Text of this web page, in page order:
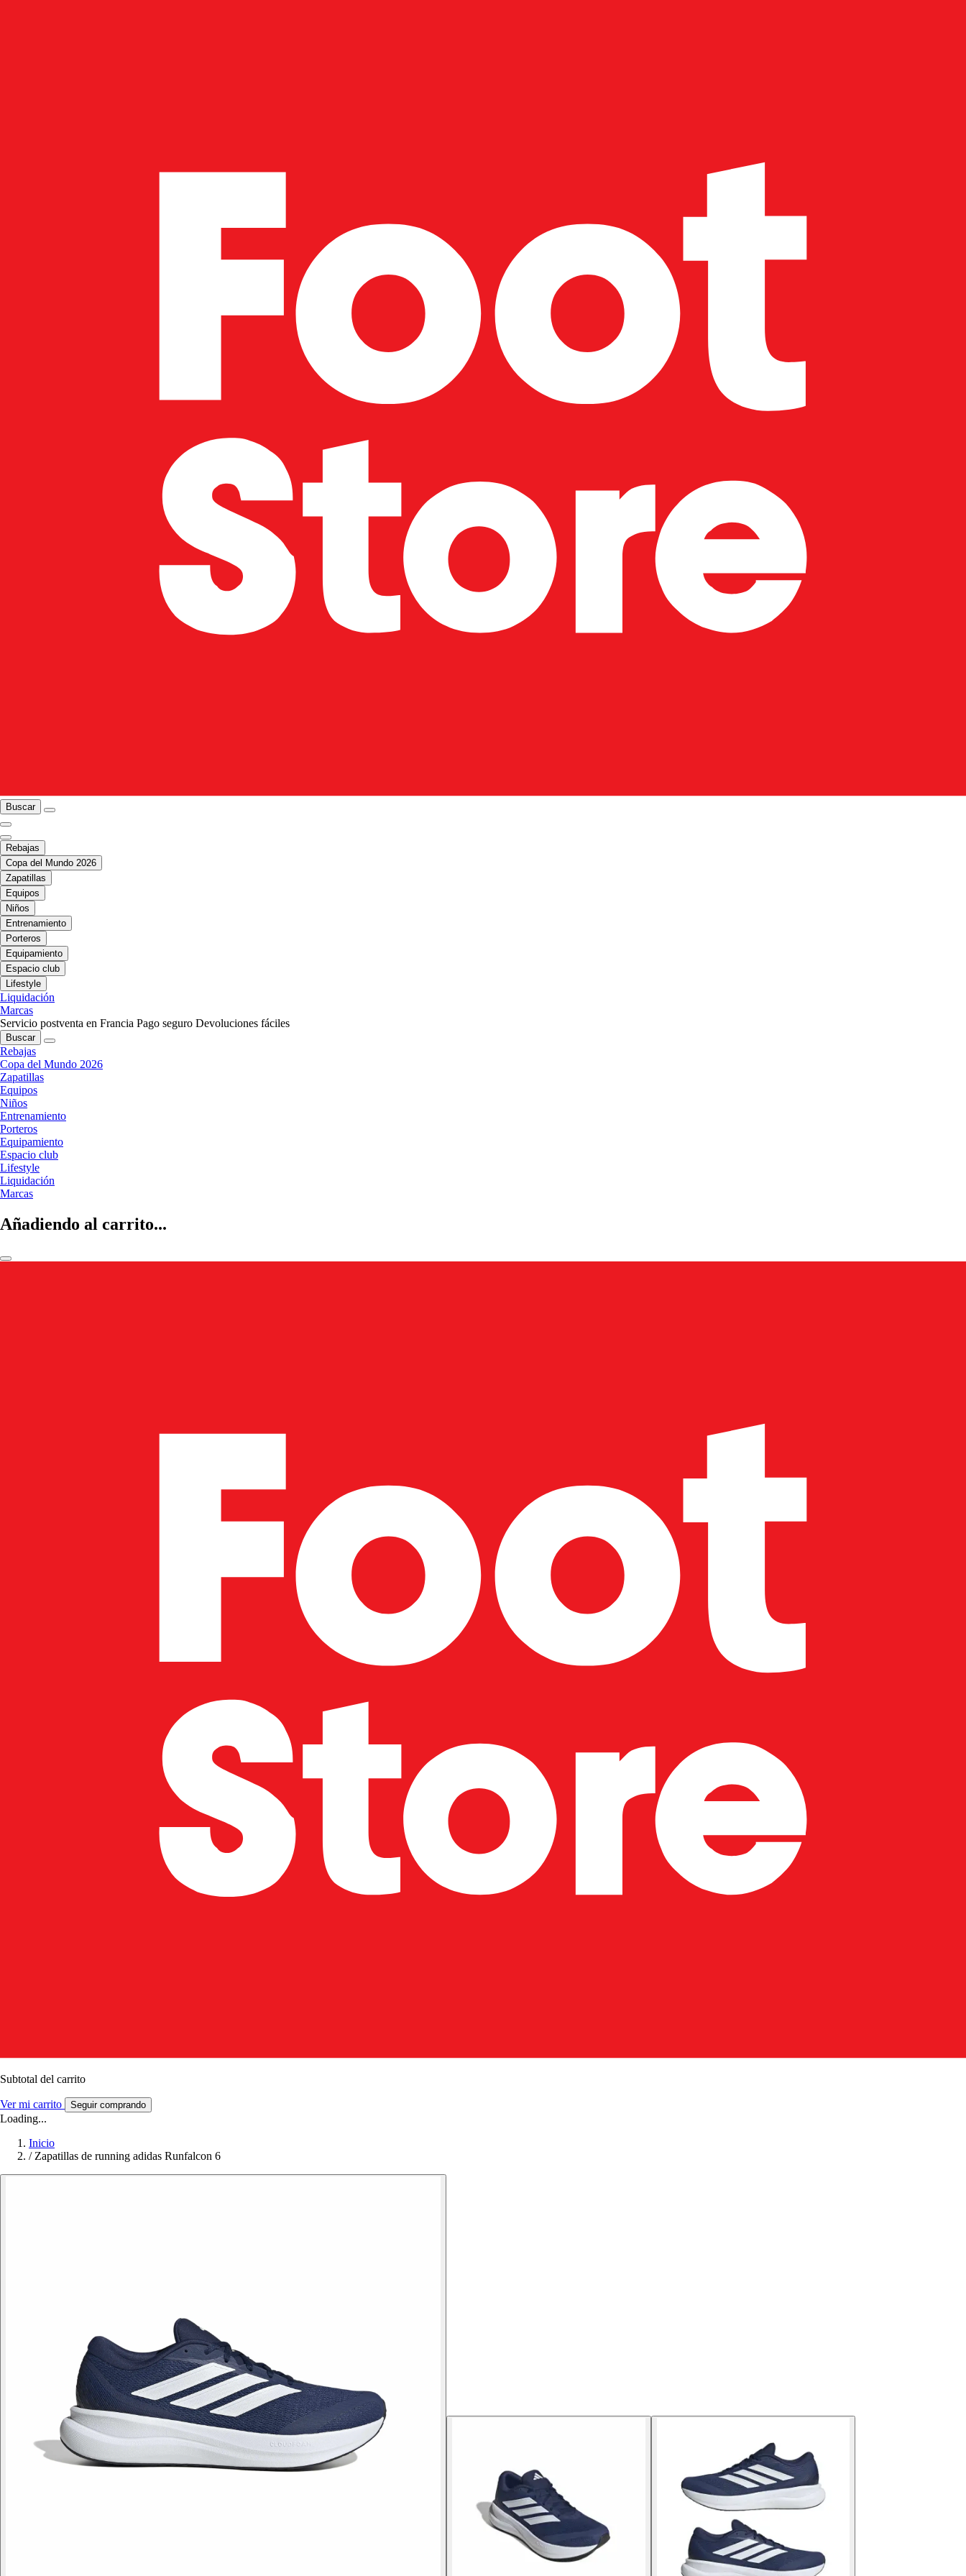
Buscar
Rebajas
Copa del Mundo 2026
Zapatillas
Equipos
Niños
Entrenamiento
Porteros
Equipamiento
Espacio club
Lifestyle
Liquidación
Marcas
Servicio postventa en Francia Pago seguro Devoluciones fáciles
Buscar
Rebajas
Copa del Mundo 2026
Zapatillas
Equipos
Niños
Entrenamiento
Porteros
Equipamiento
Espacio club
Lifestyle
Liquidación
Marcas
Añadiendo al carrito...
Subtotal del carrito
Ver mi carrito Seguir comprando
Loading...
Inicio
/ Zapatillas de running adidas Runfalcon 6